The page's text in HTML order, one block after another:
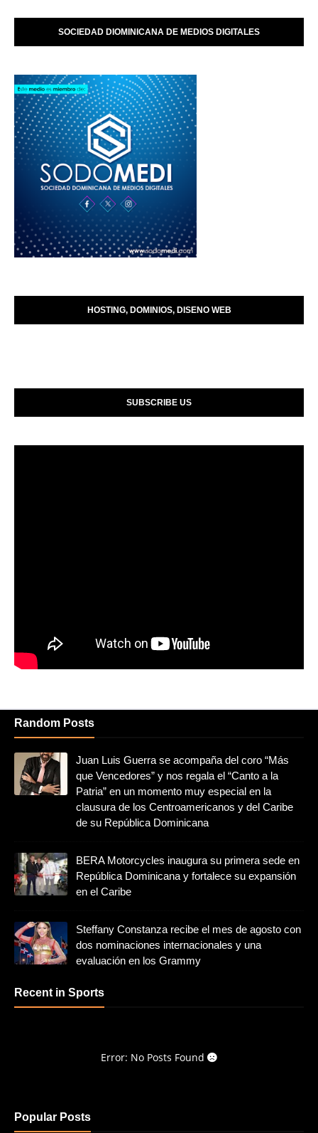
SOCIEDAD DIOMINICANA DE MEDIOS DIGITALES
HOSTING, DOMINIOS, DISENO WEB
SUBSCRIBE US
Random Posts
Juan Luis Guerra se acompaña del coro “Más
que Vencedores” y nos regala el “Canto a la
Patria” en un momento muy especial en la
clausura de los Centroamericanos y del Caribe
de su República Dominicana
BERA Motorcycles inaugura su primera sede en
República Dominicana y fortalece su expansión
en el Caribe
Steffany Constanza recibe el mes de agosto con
dos nominaciones internacionales y una
evaluación en los Grammy
Recent in Sports
Error: No Posts Found
Popular Posts